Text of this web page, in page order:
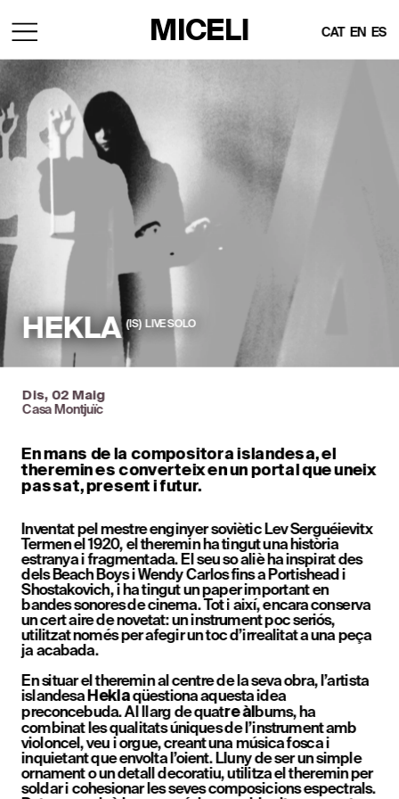
HEKLA (IS)  LIVE SOLO
MICELI CAT EN ES
Dis, 02 Maig
Casa Montjuïc
En mans de la compositora islandesa, el
theremin es converteix en un portal que uneix
passat, present i futur.
Inventat pel mestre enginyer soviètic Lev Serguéievitx
Termen el 1920, el theremin ha tingut una història
estranya i fragmentada. El seu so aliè ha inspirat des
dels Beach Boys i Wendy Carlos fins a Portishead i
Shostakovich, i ha tingut un paper important en
bandes sonores de cinema. Tot i així, encara conserva
un cert aire de novetat: un instrument poc seriós,
utilitzat només per afegir un toc d’irrealitat a una peça
ja acabada.
islandesa Hekla qüestiona aquesta idea
preconcebuda. Al llarg de quatre àl bums, ha
combinat les qualitats úniques de l’instrument amb
violoncel, veu i orgue, creant una música fosca i
inquietant que envolta l’oient. Lluny de ser un simple
ornament o un detall decoratiu, utilitza el theremin per
soldar i cohesionar les seves composicions espectrals.